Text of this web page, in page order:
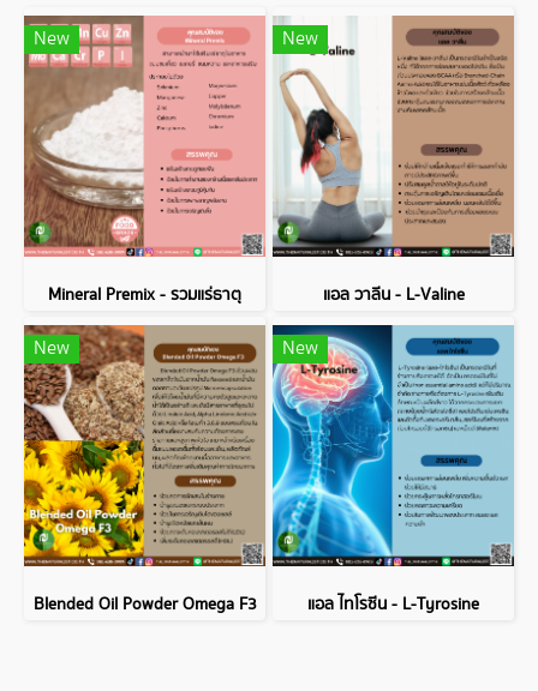
New
Mineral Premix - รวมแร่ธาตุ
New
แอล วาลีน - L-Valine
New
Blended Oil Powder Omega F3
New
แอล ไทโรซีน - L-Tyrosine